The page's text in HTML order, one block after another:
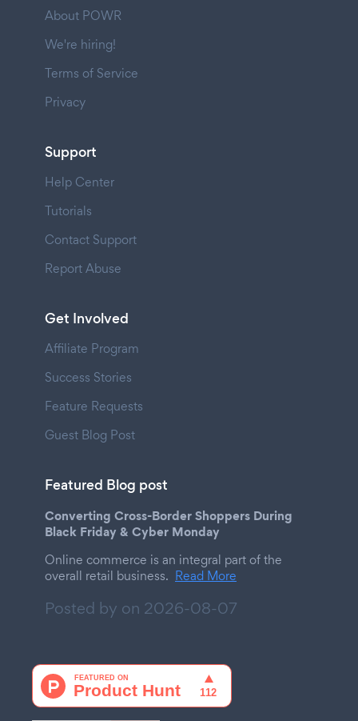
About POWR
We're hiring!
Terms of Service
Privacy
Support
Help Center
Tutorials
Contact Support
Report Abuse
Get Involved
Affiliate Program
Success Stories
Feature Requests
Guest Blog Post
Featured Blog post
Converting Cross-Border Shoppers During
Black Friday & Cyber Monday
Online commerce is an integral part of the
overall retail business. Read More
Posted by on 2026-08-07